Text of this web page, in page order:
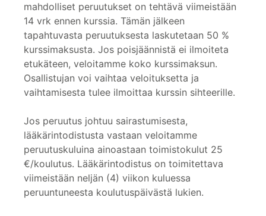
mahdolliset peruutukset on tehtävä viimeistään
14 vrk ennen kurssia. Tämän jälkeen
tapahtuvasta peruutuksesta laskutetaan 50 %
kurssimaksusta. Jos poisjäännistä ei ilmoiteta
etukäteen, veloitamme koko kurssimaksun.
Osallistujan voi vaihtaa veloituksetta ja
vaihtamisesta tulee ilmoittaa kurssin sihteerille.
Jos peruutus johtuu sairastumisesta,
lääkärintodistusta vastaan veloitamme
peruutuskuluina ainoastaan toimistokulut 25
€/koulutus. Lääkärintodistus on toimitettava
viimeistään neljän (4) viikon kuluessa
peruuntuneesta koulutuspäivästä lukien.